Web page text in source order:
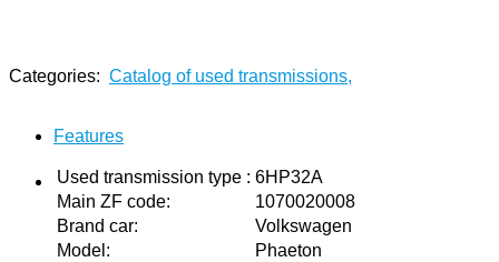
Categories: Catalog of used transmissions,
Features
Used transmission type : 6HP32A
Main ZF code:
1070020008
Brand car:
Volkswagen
Model :
Phaeton